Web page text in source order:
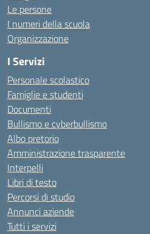
Le persone
I numeri della scuola
Organizzazione
I Servizi
Personale scolastico
Famiglie e studenti
Documenti
Bullismo e cyberbullismo
Albo pretorio
Amministrazione trasparente
Interpelli
Libri di testo
Percorsi di studio
Annunci aziende
Tutti i servizi